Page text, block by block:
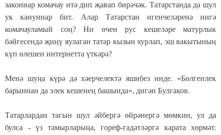
законнар комачау итә дип җавап бирәчәк. Татарстанда да шул
ук кануннар бит. Алар Татарстан игенчеләренә нигә
комачауламый соң? Ни өчен рус кешеләре матурлык
бәйгесендә җиңү яулаган татар кызын хурлап, эш вакытының
күп өлешен интернетта үткәрә?
Менә шуңа күрә дә хәерчелектә яшибез инде. «Бөлгенлек
барыннан да элек кешенең башында», дигән Булгаков.
Татарлардан тагын шул әйбергә өйрәнергә мөмкин, ул да
булса - үз тамырларыңа, гореф-гадәтләргә карата хөрмәт.